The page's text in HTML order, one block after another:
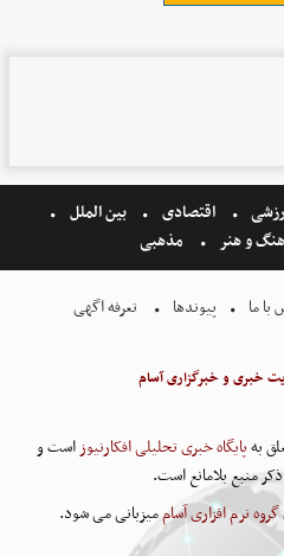
اقتصادی
بین الملل
و هنر مذهبی
با ما پیوندها تعرفه اگهی
خبری و خبرگزاری آسام
بهپایگاه خبری تحلیلی افکارنیوزاست و
منبع بلامانع است.
گروه نرم افزاری آساممیزبانی می شود.